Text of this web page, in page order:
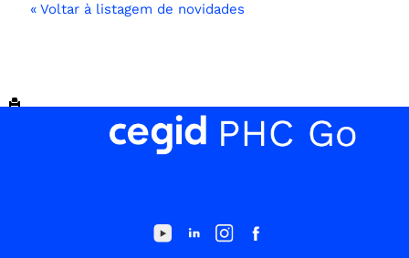
« Voltar à listagem de novidades